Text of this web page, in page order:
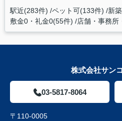
駅近(283件) ペット可(133件) 新
敷金0・礼金0(55件) 店舗・事務所
株式会社サン
03-5817-8064
〒110-0005